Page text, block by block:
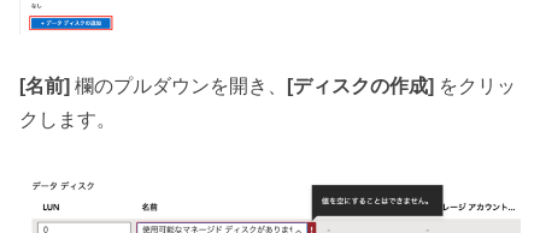
[名前] 欄のプルダウンを開き、 [ディスクの作成] をクリッ
クします。